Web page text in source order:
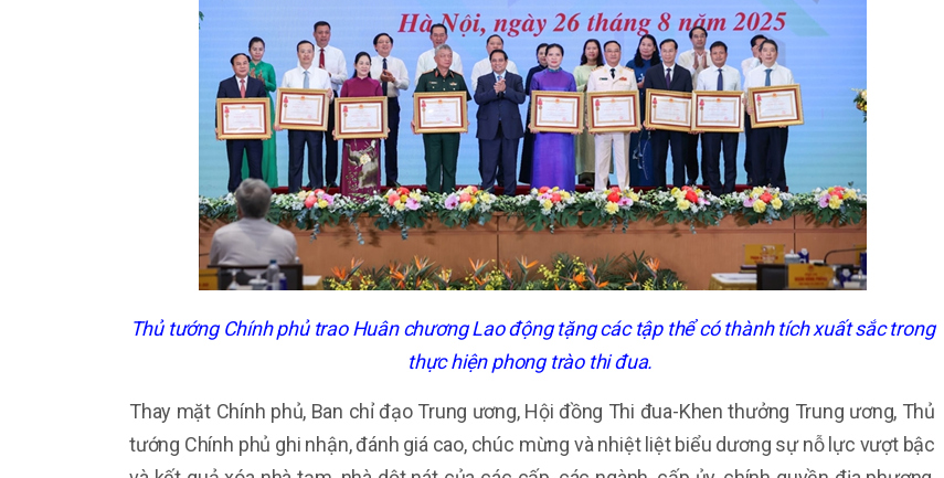
Thủ tướng Chính phủ trao Huân chương Lao động tặng các tập thể có thành tích xuất sắc trong
thực hiện phong trào thi đua.
Thay mặt Chính phủ, Ban chỉ đạo Trung ương, Hội đồng Thi đua-Khen thưởng Trung ương, Thủ
tướng Chính phủ ghi nhận, đánh giá cao, chúc mừng và nhiệt liệt biểu dương sự nỗ lực vượt bậc